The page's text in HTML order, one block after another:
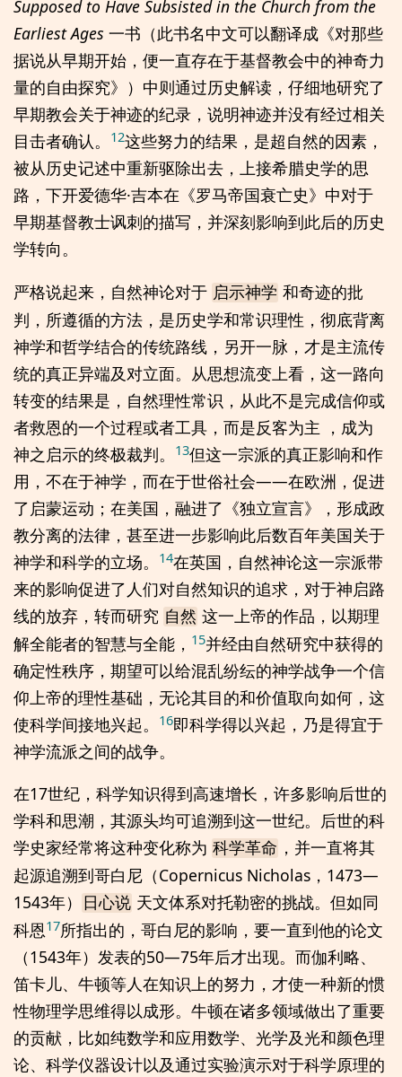
Supposed to Have Subsisted in the Church from the
Earliest Ages 一书（此书名中文可以翻译成《对那些
据说从早期开始，便一直存在于基督教会中的神奇力
量的自由探究》）中则通过历史解读，仔细地研究了
早期教会关于神迹的纪录，说明神迹并没有经过相关
目击者确认。
12这些努力的结果，是超自然的因素，
被从历史记述中重新驱除出去，上接希腊史学的思
路，下开爱德华·吉本在《罗马帝国衰亡史》中对于
早期基督教士讽刺的描写，并深刻影响到此后的历史
学转向。
严格说起来，自然神论对于 启示神学 和奇迹的批
判，所遵循的方法，是历史学和常识理性，彻底背离
神学和哲学结合的传统路线，另开一脉，才是主流传
统的真正异端及对立面。从思想流变上看，这一路向
转变的结果是，自然理性常识，从此不是完成信仰或
者救恩的一个过程或者工具，而是反客为主 ，成为
神之启示的终极裁判。
13但这一宗派的真正影响和作
用，不在于神学，而在于世俗社会——在欧洲，促进
了启蒙运动；在美国，融进了《独立宣言》，形成政
教分离的法律，甚至进一步影响此后数百年美国关于
神学和科学的立场。
14在英国，自然神论这一宗派带
来的影响促进了人们对自然知识的追求，对于神启路
线的放弃，转而研究 自然 这一上帝的作品，以期理
解全能者的智慧与全能， 15并经由自然研究中获得的
确定性秩序，期望可以给混乱纷纭的神学战争一个信
仰上帝的理性基础，无论其目的和价值取向如何，这
使科学间接地兴起。
16即科学得以兴起，乃是得宜于
神学流派之间的战争。
在17世纪，科学知识得到高速增长，许多影响后世的
学科和思潮，其源头均可追溯到这一世纪。后世的科
学史家经常将这种变化称为 科学革命 ，并一直将其
起源追溯到哥白尼（Copernicus Nicholas，1473—
1543年）
日心说 天文体系对托勒密的挑战。但如同
科恩17所指出的，哥白尼的影响，要一直到他的论文
（1543年）发表的50—75年后才出现。而伽利略、
笛卡儿、牛顿等人在知识上的努力，才使一种新的惯
性物理学思维得以成形。牛顿在诸多领域做出了重要
的贡献，比如纯数学和应用数学、光学及光和颜色理
论、科学仪器设计以及通过实验演示对于科学原理的